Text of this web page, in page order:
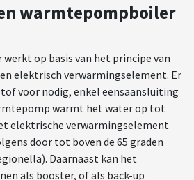
warmtepompboiler
op basis van het principe van
elektrisch verwarmingselement. Er
voor nodig, enkel eensaansluiting
warmt het water op tot
elektrische verwarmingselement
door tot boven de 65 graden
Daarnaast kan het
als booster, of als back-up